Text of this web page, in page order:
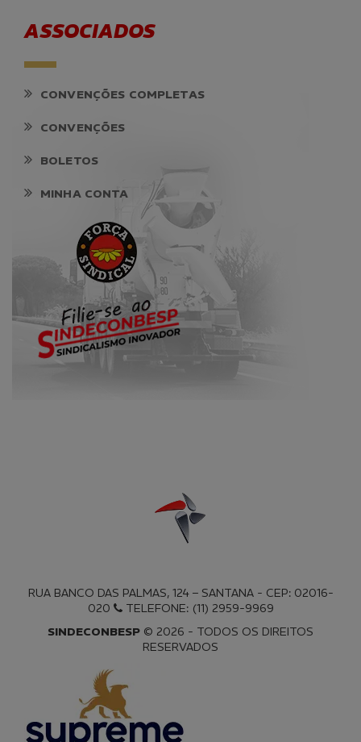
ASSOCIADOS
CONVENÇÕES COMPLETAS
CONVENÇÕES
BOLETOS
MINHA CONTA
RUA BANCO DAS PALMAS, 124 – SANTANA - CEP: 02016-
020
TELEFONE: (11) 2959-9969
SINDECONBESP © 2026 - TODOS OS DIREITOS
RESERVADOS